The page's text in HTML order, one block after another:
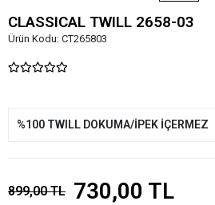
CLASSICAL TWILL 2658-03
Ürün Kodu: CT265803
%100 TWILL DOKUMA/İPEK İÇERMEZ
899,00 TL 730,00 TL